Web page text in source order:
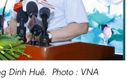
Dinh Huê. Photo : VNA